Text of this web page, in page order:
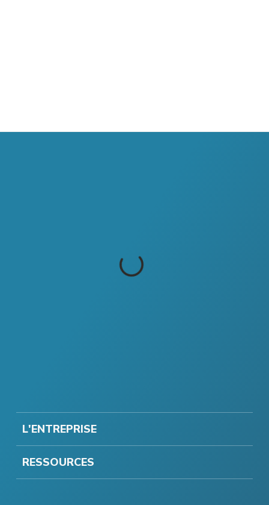
L'ENTREPRISE
RESSOURCES